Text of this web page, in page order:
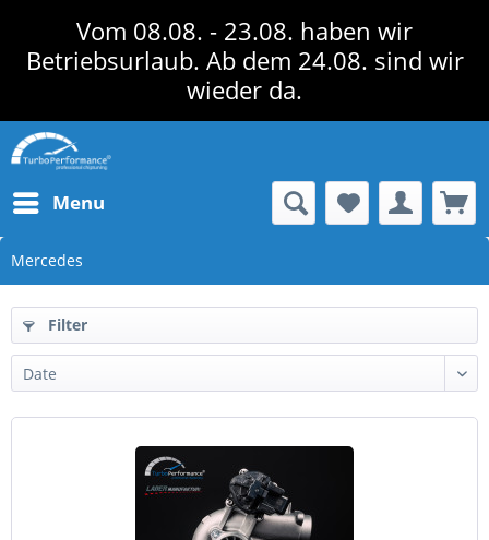
Vom 08.08. - 23.08. haben wir
Betriebsurlaub. Ab dem 24.08. sind wir
wieder da.
Menu
Mercedes
Filter